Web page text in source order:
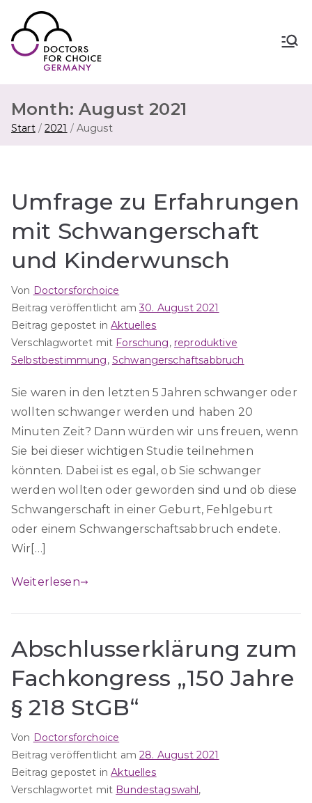
Inhalt
springen
Month:August 2021
Start 2021 August
Umfrage zu Erfahrungen
mit Schwangerschaft
und Kinderwunsch
Von Doctorsforchoice
Beitrag veröffentlicht am30. August 2021
Beitrag gepostet inAktuelles
Verschlagwortet mit Forschung, reproduktive
Selbstbestimmung, Schwangerschaftsabbruch
Sie waren in den letzten 5 Jahren schwanger oder
wollten schwanger werden und haben 20
Minuten Zeit? Dann würden wir uns freuen, wenn
Sie bei dieser wichtigen Studie teilnehmen
könnten. Dabei ist es egal, ob Sie schwanger
werden wollten oder geworden sind und ob diese
Schwangerschaft in einer Geburt, Fehlgeburt
oder einem Schwangerschaftsabbruch endete.
Wir[…]
Weiterlesen
Abschlusserklärung zum
Fachkongress „150 Jahre
§ 218 StGB“
Von Doctorsforchoice
Beitrag veröffentlicht am28. August 2021
Beitrag gepostet inAktuelles
Verschlagwortet mit Bundestagswahl,